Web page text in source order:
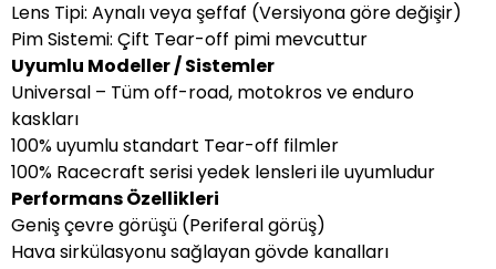
Lens Tipi: Aynalı veya şeffaf (Versiyona göre değişir)
Pim Sistemi: Çift Tear-off pimi mevcuttur
Uyumlu Modeller / Sistemler
Universal – Tüm off-road, motokros ve enduro
kaskları
100% uyumlu standart Tear-off filmler
100% Racecraft serisi yedek lensleri ile uyumludur
Performans Özellikleri
Geniş çevre görüşü (Periferal görüş)
Hava sirkülasyonu sağlayan gövde kanalları